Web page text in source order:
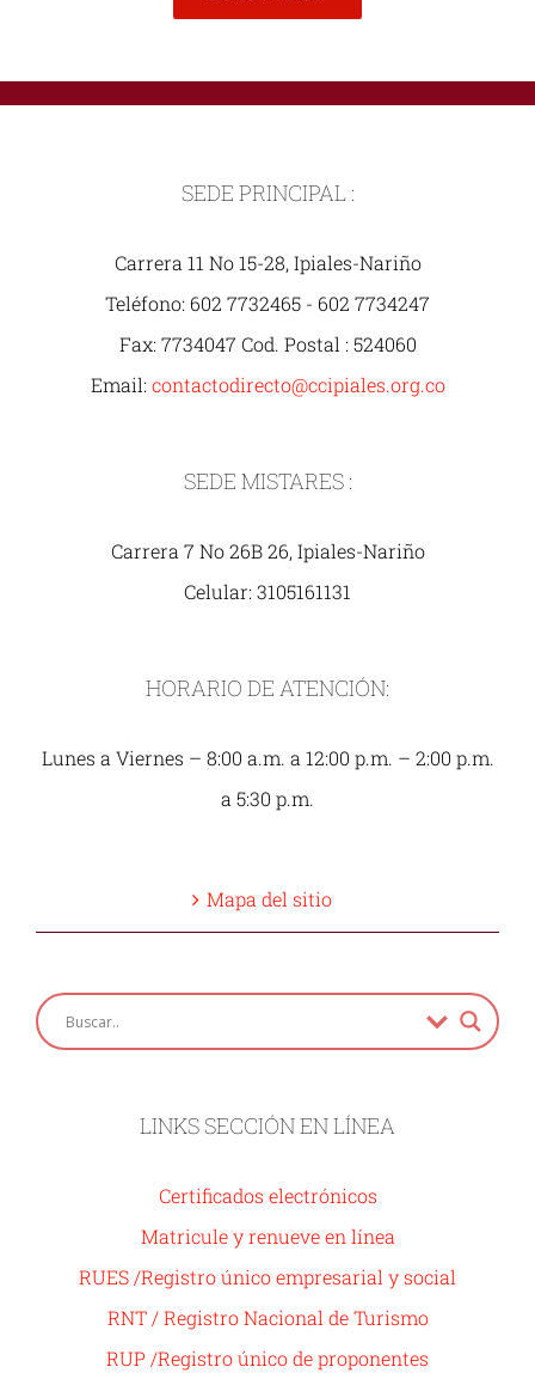
SEDE PRINCIPAL :
Carrera 11 No 15-28, Ipiales-Nariño
Teléfono: 602 7732465 - 602 7734247
Fax: 7734047 Cod. Postal : 524060
Email: contactodirecto@ccipiales.org.co
SEDE MISTARES :
Carrera 7 No 26B 26, Ipiales-Nariño
Celular: 3105161131
HORARIO DE ATENCIÓN:
Lunes a Viernes – 8:00 a.m. a 12:00 p.m. – 2:00 p.m.
a 5:30 p.m.
Mapa del sitio
LINKS SECCIÓN EN LÍNEA
Certificados electrónicos
Matricule y renueve en línea
RUES /Registro único empresarial y social
RNT / Registro Nacional de Turismo
RUP /Registro único de proponentes